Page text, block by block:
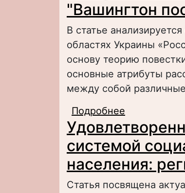
"Вашингтон
В статье
областях Украины
основу теорию
основные атрибуты
между собой
Подробнее
юго-
"Вашингтон
системой
населения:
Статья посвящена